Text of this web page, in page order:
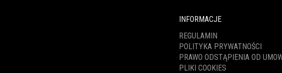
INFORMACJE
REGULAMIN
POLITYKA PRYWATNOŚCI
PRAWO ODSTĄPIENIA OD
PLIKI COOKIES